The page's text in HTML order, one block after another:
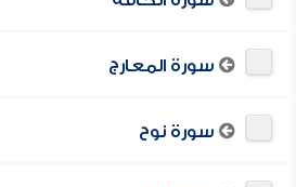
سورة المعارج
سورة نوح